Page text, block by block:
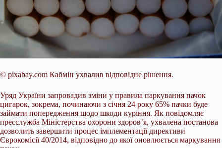
© pixabay.com Кабмін ухвалив відповідне рішення.
Уряд України запровадив зміни у правила паркування пачок
цигарок, зокрема, починаючи з січня 24 року 65% пачки буде
займати попередження щодо шкоди куріння. Як повідомляє
пресслужба Міністерства охорони здоров’я, ухвалена постанова
дозволить завершити процес імплементації директиви
Єврокомісії 40/2014, відповідно до якої оновлюється маркування